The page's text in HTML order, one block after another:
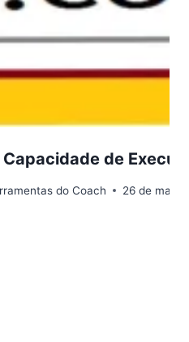
de
do Coach 26 de maio